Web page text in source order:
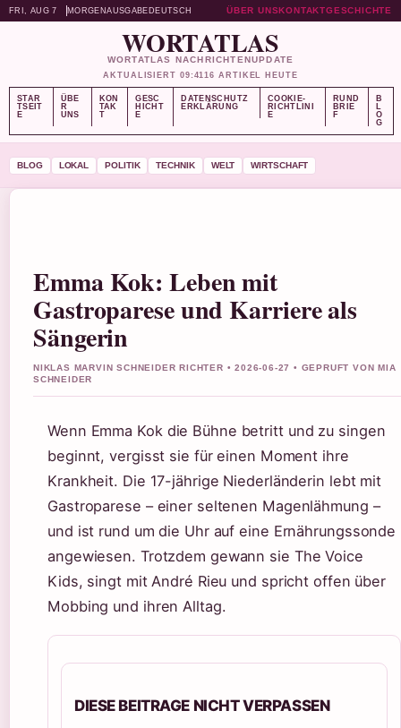
FRI, AUG 7 MORGENAUSGABE DEUTSCH ÜBER UNSKONTAKTGESCHICHTE
WORTATLAS
WORTATLAS NACHRICHTENUPDATE
AKTUALISIERT 09:4116 ARTIKEL HEUTE
STAR
TSEIT
E
ÜBE
R
UNS
KON
TAK
T
GESC
HICHT
E
DATENSCHUTZ
ERKLÄRUNG
COOKIE-
RICHTLINI
E
RUND
BRIE
F
B
L
O
G
BLOG LOKAL POLITIK TECHNIK WELT WIRTSCHAFT
Emma Kok: Leben mit
Gastroparese und Karriere als
Sängerin
NIKLAS MARVIN SCHNEIDER RICHTER • 2026-06-27 • GEPRUFT VON MIA
SCHNEIDER
Wenn Emma Kok die Bühne betritt und zu singen
beginnt, vergisst sie für einen Moment ihre
Krankheit. Die 17-jährige Niederländerin lebt mit
Gastroparese – einer seltenen Magenlähmung –
und ist rund um die Uhr auf eine Ernährungssonde
angewiesen. Trotzdem gewann sie The Voice
Kids, singt mit André Rieu und spricht offen über
Mobbing und ihren Alltag.
DIESE BEITRAGE NICHT VERPASSEN